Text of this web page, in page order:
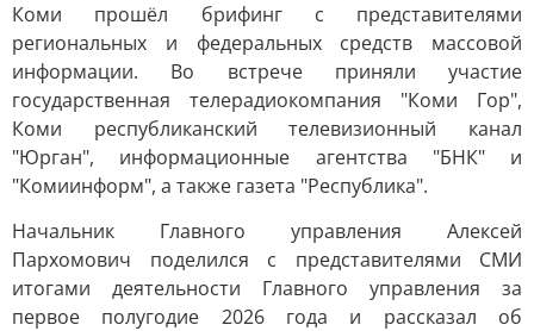
Коми прошёл брифинг с представителями
региональных и федеральных средств массовой
информации. Во встрече приняли участие
государственная телерадиокомпания "Коми Гор",
Коми республиканский телевизионный канал
"Юрган", информационные агентства "БНК" и
"Комиинформ", а также газета "Республика".
Начальник Главного управления Алексей
Пархомович поделился с представителями СМИ
итогами деятельности Главного управления за
первое полугодие 2026 года и рассказал об